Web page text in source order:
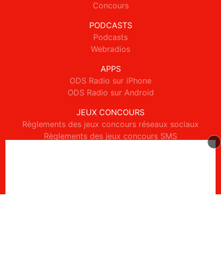
Concours
PODCASTS
Podcasts
Webradios
APPS
ODS Radio sur iPhone
ODS Radio sur Android
JEUX CONCOURS
Règlements des jeux concours réseaux sociaux
Règlements des jeux concours SMS